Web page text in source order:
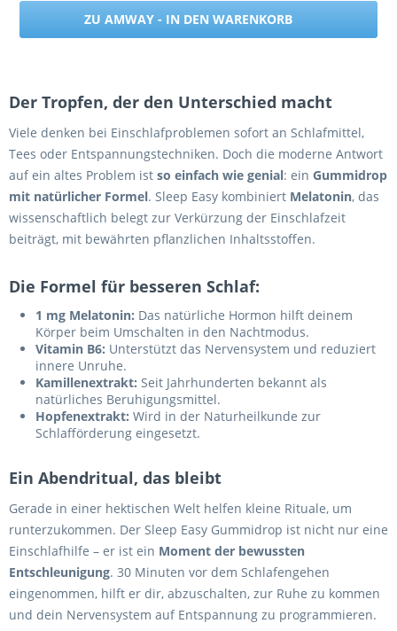
ZU AMWAY - IN DEN WARENKORB
Der Tropfen, der den Unterschied macht
Viele denken bei Einschlafproblemen sofort an Schlafmittel,
Tees oder Entspannungstechniken. Doch die moderne Antwort
auf ein altes Problem ist so einfach wie genial: ein Gummidrop
mit natürlicher Formel. Sleep Easy kombiniert Melatonin, das
wissenschaftlich belegt zur Verkürzung der Einschlafzeit
beiträgt, mit bewährten pflanzlichen Inhaltsstoffen.
Die Formel für besseren Schlaf:
1 mg Melatonin: Das natürliche Hormon hilft deinem
Körper beim Umschalten in den Nachtmodus.
Vitamin B6: Unterstützt das Nervensystem und reduziert
innere Unruhe.
Kamillenextrakt: Seit Jahrhunderten bekannt als
natürliches Beruhigungsmittel.
Hopfenextrakt: Wird in der Naturheilkunde zur
Schlafförderung eingesetzt.
Ein Abendritual, das bleibt
Gerade in einer hektischen Welt helfen kleine Rituale, um
runterzukommen. Der Sleep Easy Gummidrop ist nicht nur eine
Einschlafhilfe – er ist ein Moment der bewussten
Entschleunigung. 30 Minuten vor dem Schlafengehen
eingenommen, hilft er dir, abzuschalten, zur Ruhe zu kommen
und dein Nervensystem auf Entspannung zu programmieren.